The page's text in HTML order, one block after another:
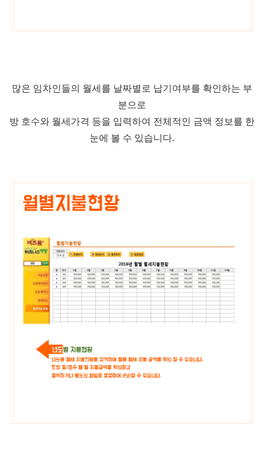
많은 임차인들의 월세를 날짜별로 납기여부를 확인하는 부
분으로
방 호수와 월세가격 등을 입력하여 전체적인 금액 정보를 한
눈에 볼 수 있습니다.